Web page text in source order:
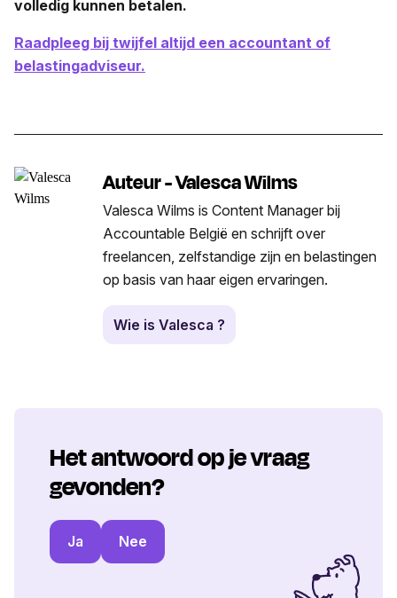
volledig kunnen betalen.
Raadpleeg bij twijfel altijd een accountant of
belastingadviseur.
Auteur - Valesca Wilms
Valesca Wilms is Content Manager bij
Accountable België en schrijft over
freelancen, zelfstandige zijn en belastingen
op basis van haar eigen ervaringen.
Wie is Valesca ?
Het antwoord op je vraag
gevonden?
Ja Nee